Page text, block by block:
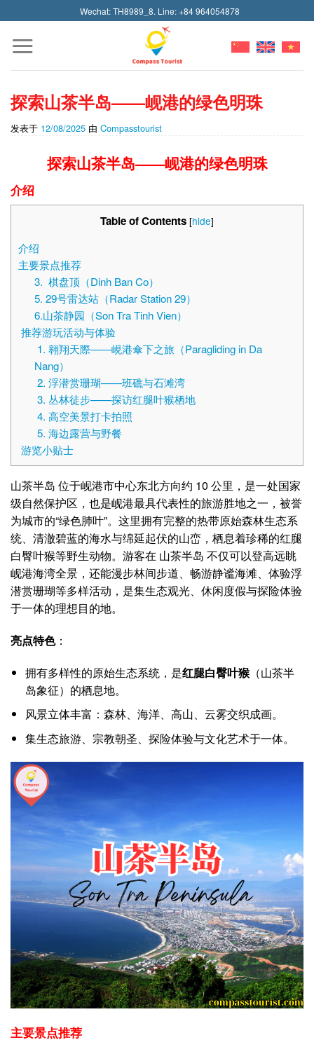
to
content
Wechat: TH8989_8. Line: +84 964054878
探索山茶半岛——岘港的绿色明珠
发表于 12/08/2025 由 Compasstourist
探索山茶半岛——岘港的绿色明珠
介绍
Table of Contents [hide]
介绍
主要景点推荐
3. 棋盘顶（Dinh Ban Co）
5. 29号雷达站（Radar Station 29）
6.山茶静园（Son Tra Tinh Vien）
推荐游玩活动与体验
1. 翱翔天際——峴港傘下之旅（Paragliding in Da
Nang）
2. 浮潜赏珊瑚——班礁与石滩湾
3. 丛林徒步——探访红腿叶猴栖地
4. 高空美景打卡拍照
5. 海边露营与野餐
游览小贴士
山茶半岛 位于岘港市中心东北方向约 10 公里，是一处国家
级自然保护区，也是岘港最具代表性的旅游胜地之一，被誉
为城市的“绿色肺叶”。这里拥有完整的热带原始森林生态系
统、清澈碧蓝的海水与绵延起伏的山峦，栖息着珍稀的红腿
白臀叶猴等野生动物。游客在 山茶半岛 不仅可以登高远眺
岘港海湾全景，还能漫步林间步道、畅游静谧海滩、体验浮
潜赏珊瑚等多样活动，是集生态观光、休闲度假与探险体验
于一体的理想目的地。
亮点特色：
拥有多样性的原始生态系统，是红腿白臀叶猴（山茶半
岛象征）的栖息地。
风景立体丰富：森林、海洋、高山、云雾交织成画。
集生态旅游、宗教朝圣、探险体验与文化艺术于一体。
主要景点推荐